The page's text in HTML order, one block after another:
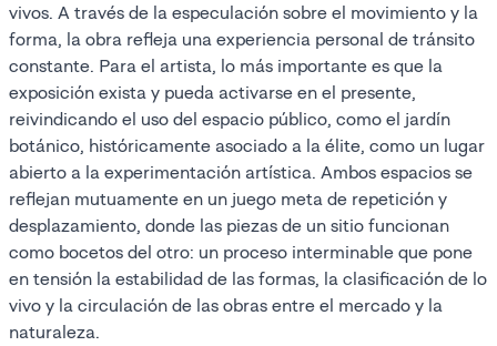
vivos. A través de la especulación sobre el movimiento y la
forma, la obra refleja una experiencia personal de tránsito
constante. Para el artista, lo más importante es que la
exposición exista y pueda activarse en el presente,
reivindicando el uso del espacio público, como el jardín
botánico, históricamente asociado a la élite, como un lugar
abierto a la experimentación artística. Ambos espacios se
reflejan mutuamente en un juego meta de repetición y
desplazamiento, donde las piezas de un sitio funcionan
como bocetos del otro: un proceso interminable que pone
en tensión la estabilidad de las formas, la clasificación de lo
vivo y la circulación de las obras entre el mercado y la
naturaleza.